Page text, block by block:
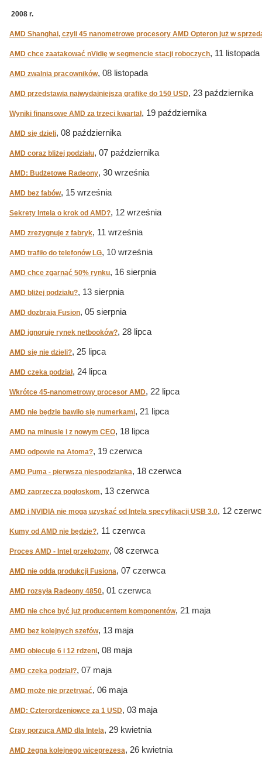
2008 r.
AMD Shanghai, czyli 45 nanometrowe procesory AMD Opteron już w
AMD chce zaatakować nVidię w segmencie stacji roboczych, 11 listopada
AMD zwalnia pracowników, 08 listopada
AMD przedstawia najwydajniejszą grafikę do 150 USD, 23 października
Wyniki finansowe AMD za trzeci kwartał, 19 października
AMD się dzieli, 08 października
AMD coraz bliżej podziału, 07 października
AMD: Budżetowe Radeony, 30 września
AMD bez fabów, 15 września
Sekrety Intela o krok od AMD?, 12 września
AMD zrezygnuje z fabryk, 11 września
AMD trafiło do telefonów LG, 10 września
AMD chce zgarnąć 50% rynku, 16 sierpnia
AMD bliżej podziału?, 13 sierpnia
AMD dozbraja Fusion, 05 sierpnia
AMD ignoruje rynek netbooków?, 28 lipca
AMD się nie dzieli?, 25 lipca
AMD czeka podział, 24 lipca
Wkrótce 45-nanometrowy procesor AMD, 22 lipca
AMD nie będzie bawiło się numerkami, 21 lipca
AMD na minusie i z nowym CEO, 18 lipca
AMD odpowie na Atoma?, 19 czerwca
AMD Puma - pierwsza niespodzianka, 18 czerwca
AMD zaprzecza pogłoskom, 13 czerwca
AMD i NVIDIA nie mogą uzyskać od Intela specyfikacji USB 3.0, 12
Kumy od AMD nie będzie?, 11 czerwca
Proces AMD - Intel przełożony, 08 czerwca
AMD nie odda produkcji Fusiona, 07 czerwca
AMD rozsyła Radeony 4850, 01 czerwca
AMD nie chce być już producentem komponentów, 21 maja
AMD bez kolejnych szefów, 13 maja
AMD obiecuje 6 i 12 rdzeni, 08 maja
AMD czeka podział?, 07 maja
AMD może nie przetrwać, 06 maja
AMD: Czterordzeniowce za 1 USD, 03 maja
Cray porzuca AMD dla Intela, 29 kwietnia
AMD żegna kolejnego wiceprezesa, 26 kwietnia